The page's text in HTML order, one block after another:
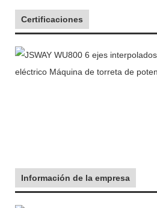
Certificaciones
Información de la empresa